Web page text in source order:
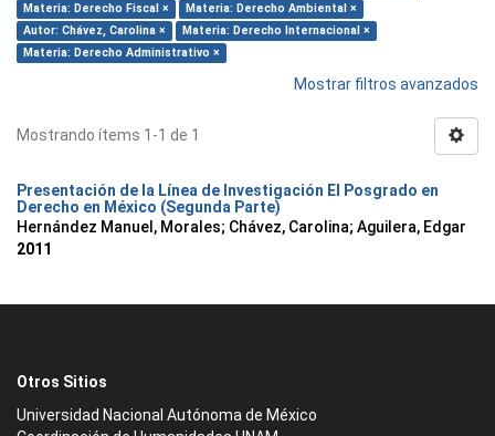
Materia: Derecho Fiscal ×
Materia: Derecho Ambiental ×
Autor: Chávez, Carolina ×
Materia: Derecho Internacional ×
Materia: Derecho Administrativo ×
Mostrar filtros avanzados
Mostrando ítems 1-1 de 1
Presentación de la Línea de Investigación El Posgrado en
Derecho en México (Segunda Parte)
Hernández Manuel, Morales; Chávez, Carolina; Aguilera, Edgar
2011
Otros Sitios
Universidad Nacional Autónoma de México